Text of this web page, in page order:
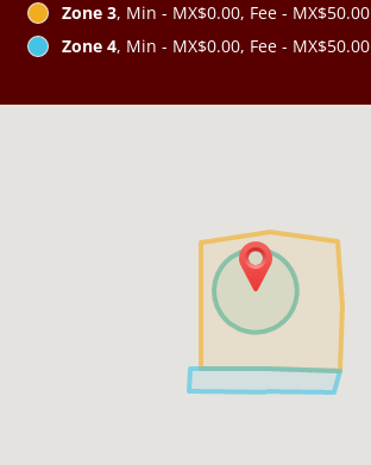
Zone 3, Min - MX$0.00, Fee - MX$50.00
Zone 4, Min - MX$0.00, Fee - MX$50.00